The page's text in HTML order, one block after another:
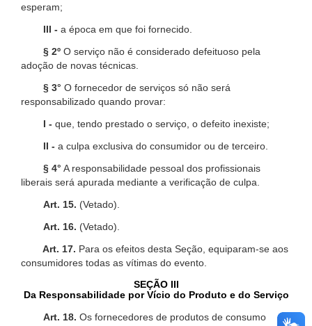
esperam;
III - a época em que foi fornecido.
§ 2º O serviço não é considerado defeituoso pela
adoção de novas técnicas.
§ 3° O fornecedor de serviços só não será
responsabilizado quando provar:
I - que, tendo prestado o serviço, o defeito inexiste;
II - a culpa exclusiva do consumidor ou de terceiro.
§ 4° A responsabilidade pessoal dos profissionais
liberais será apurada mediante a verificação de culpa.
Art. 15. (Vetado).
Art. 16. (Vetado).
Art. 17. Para os efeitos desta Seção, equiparam-se aos
consumidores todas as vítimas do evento.
SEÇÃO III
Da Responsabilidade por Vício do Produto e do Serviço
Art. 18. Os fornecedores de produtos de consumo